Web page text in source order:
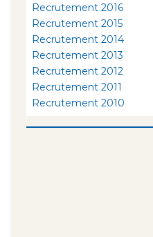
Recrutement 2016
Recrutement 2015
Recrutement 2014
Recrutement 2013
Recrutement 2012
Recrutement 2011
Recrutement 2010